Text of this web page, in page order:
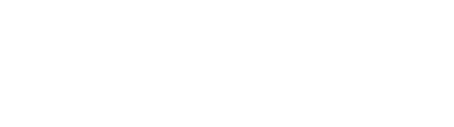
qualité, quand ont les prend en main ont le sent directement et